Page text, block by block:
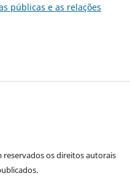
públicas e as relações
reservados os direitos autorais